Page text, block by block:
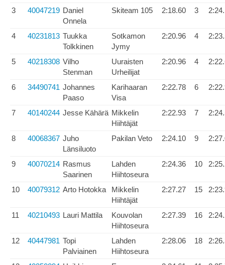
3 40047219 Daniel
Onnela
Skiteam 105 2:18.60 3
4 40231813 Tuukka
Tolkkinen
Sotkamon
Jymy
2:20.96 4
5 40218308 Vilho
Stenman
Uuraisten
Urheilijat
2:20.96 4
6 34490741 Johannes
Paaso
Karihaaran
Visa
2:22.78 6
7 40140244 Jesse Kähärä Mikkelin
Hiihtäjät
2:22.93 7
8 40068367 Juho
Länsiluoto
Pakilan Veto 2:24.10 9
9 40070214 Rasmus
Saarinen
Lahden
Hiihtoseura
2:24.36 10
10 40079312 Arto Hotokka
Mikkelin
Hiihtäjät
2:27.27 15
11 40210493 Lauri Mattila
Kouvolan
Hiihtoseura
2:27.39 16
12 40447981 Topi
Palviainen
Lahden
Hiihtoseura
2:28.06 18